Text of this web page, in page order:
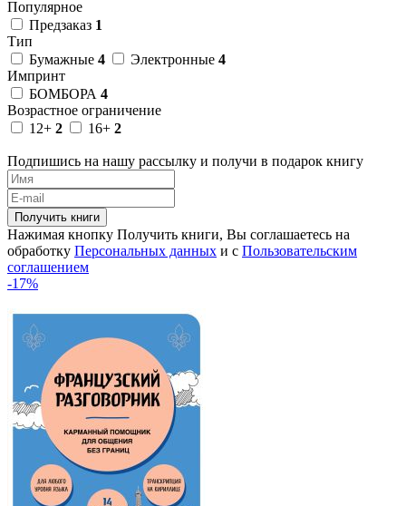
Популярное
Предзаказ 1
Тип
Бумажные 4 Электронные 4
Импринт
БОМБОРА 4
Возрастное ограничение
12+ 2 16+ 2
Подпишись на нашу рассылку и получи в подарок книгу
Получить книги
Нажимая кнопку Получить книги, Вы соглашаетесь на
обработку Персональных данных и с Пользовательским
соглашением
-17%